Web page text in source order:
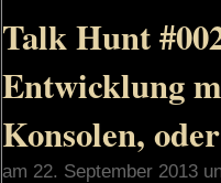
Talk Hunt
Entwicklung
Konsolen,
am 22. September 2013